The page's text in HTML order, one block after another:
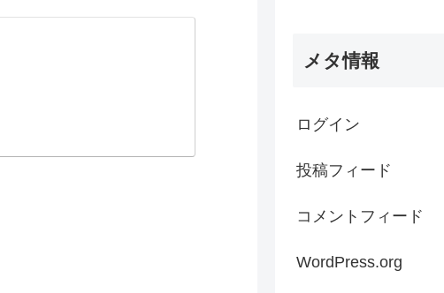
メタ情報
ログイン
投稿フィード
コメントフィード
WordPress.org